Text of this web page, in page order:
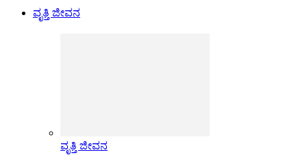
ವೃತ್ತಿ ಜೀವನ
ವೃತ್ತಿ ಜೀವನ